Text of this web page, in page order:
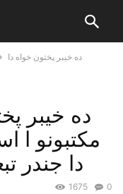
ده خيبر پختون خواه دا
ده خيبر
مکتبونو ا
دا جندر
0
1675